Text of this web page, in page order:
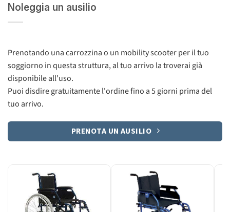
Noleggia un ausilio
Prenotando una carrozzina o un mobility scooter per il tuo
soggiorno in questa struttura, al tuo arrivo la troverai già
disponibile all'uso.
Puoi disdire gratuitamente l'ordine fino a 5 giorni prima del
tuo arrivo.
PRENOTA UN AUSILIO